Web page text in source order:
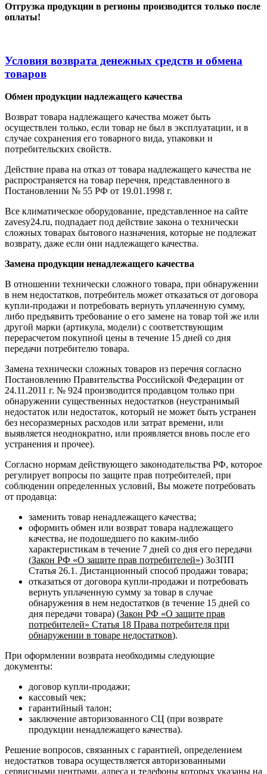
Отгрузка продукции в регионы производится только после
оплаты!
Условия возврата денежных средств и обмена
товаров
Обмен продукции надлежащего качества
Возврат товара надлежащего качества может быть
осуществлен только, если товар не был в эксплуатации, и в
случае сохранения его товарного вида, упаковки и
потребительских свойств.
Действие права на отказ от товара надлежащего качества не
распространяется на товар перечня, представленного в
Постановлении № 55 РФ от 19.01.1998 г.
Все климатическое оборудование, представленное на сайте
zavesy24.ru, подпадает под действие закона о технически
сложных товарах бытового назначения, которые не подлежат
возврату, даже если они надлежащего качества.
Замена продукции ненадлежащего качества
В отношении технически сложного товара, при обнаружении
в нем недостатков, потребитель может отказаться от договора
купли-продажи и потребовать вернуть уплаченную сумму,
либо предъявить требование о его замене на товар той же или
другой марки (артикула, модели) с соответствующим
перерасчетом покупной цены в течение 15 дней со дня
передачи потребителю товара.
Замена технически сложных товаров из перечня согласно
Постановлению Правительства Российской Федерации от
24.11.2011 г. № 924 производится продавцом только при
обнаружении существенных недостатков (неустранимый
недостаток или недостаток, который не может быть устранен
без несоразмерных расходов или затрат времени, или
выявляется неоднократно, или проявляется вновь после его
устранения и прочее).
Согласно нормам действующего законодательства РФ, которое
регулирует вопросы по защите прав потребителей, при
соблюдении определенных условий, Вы можете потребовать
от продавца:
заменить товар ненадлежащего качества;
оформить обмен или возврат товара надлежащего
качества, не подошедшего по каким-либо
характеристикам в течение 7 дней со дня его передачи
(Закон РФ «О защите прав потребителей») ЗоЗПП
Статья 26.1. Дистанционный способ продажи товара;
отказаться от договора купли-продажи и потребовать
вернуть уплаченную сумму за товар в случае
обнаружения в нем недостатков (в течение 15 дней со
дня передачи товара) (Закон РФ «О защите прав
потребителей» Статья 18 Права потребителя при
обнаружении в товаре недостатков).
При оформлении возврата необходимы следующие
документы:
договор купли-продажи;
кассовый чек;
гарантийный талон;
заключение авторизованного СЦ (при возврате
продукции ненадлежащего качества).
Решение вопросов, связанных с гарантией, определением
недостатков товара осуществляется авторизованными
сервисными центрами, адреса и телефоны которых указаны на